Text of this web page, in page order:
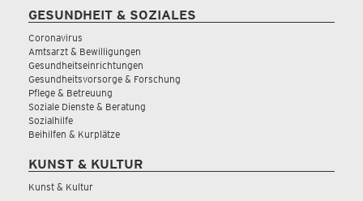
GESUNDHEIT & SOZIALES
Coronavirus
Amtsarzt & Bewilligungen
Gesundheitseinrichtungen
Gesundheitsvorsorge & Forschung
Pflege & Betreuung
Soziale Dienste & Beratung
Sozialhilfe
Beihilfen & Kurplätze
KUNST & KULTUR
Kunst & Kultur